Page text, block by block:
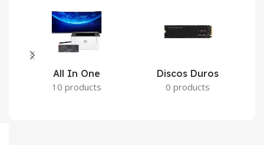
All In One
10 products
Discos Duros
0 products